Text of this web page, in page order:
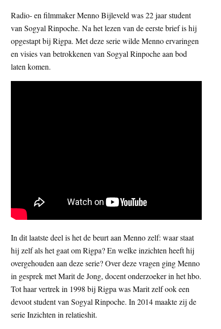
Radio- en filmmaker Menno Bijleveld was 22 jaar student
van Sogyal Rinpoche. Na het lezen van de eerste brief is hij
opgestapt bij Rigpa. Met deze serie wilde Menno ervaringen
en visies van betrokkenen van Sogyal Rinpoche aan bod
laten komen.
In dit laatste deel is het de beurt aan Menno zelf: waar staat
hij zelf als het gaat om Rigpa? En welke inzichten heeft hij
overgehouden aan deze serie? Over deze vragen ging Menno
in gesprek met Marit de Jong, docent onderzoeker in het hbo.
Tot haar vertrek in 1998 bij Rigpa was Marit zelf ook een
devoot student van Sogyal Rinpoche. In 2014 maakte zij de
serie Inzichten in relatieshit.